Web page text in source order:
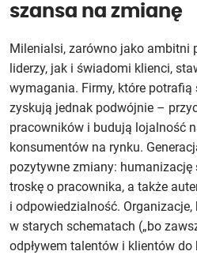
szansa na zmianę
Milenialsi, zarówno jako ambitni
liderzy, jak i świadomi klienci,
wymagania. Firmy, które
zyskują jednak podwójnie –
pracowników i budują lojalność
konsumentów na rynku.
pozytywne zmiany: humanizację
troskę o pracownika, a także
i odpowiedzialność.
w starych schematach („bo
odpływem talentów i klientów